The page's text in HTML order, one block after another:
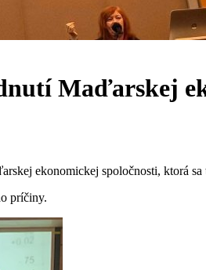
Maďarskej
ekonomickej spoločnosti, ktorá
príčiny.